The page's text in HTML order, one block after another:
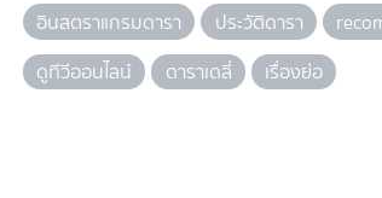
อินสตราแกรมดารา
ประวัติดารา
ดูทีวีออนไลน์
ดาราเดลี่ เรื่องย่อ